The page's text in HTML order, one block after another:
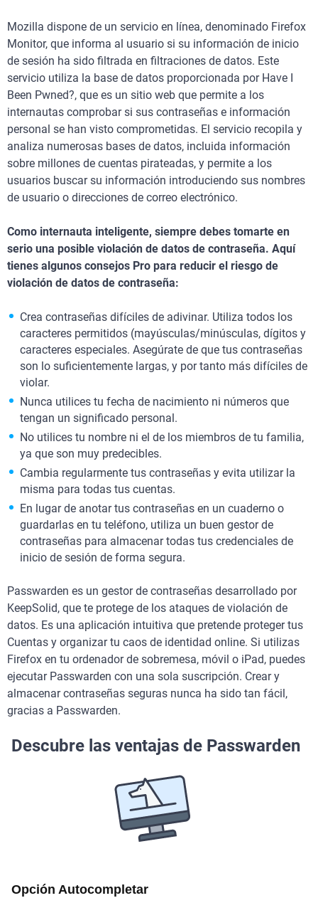
Mozilla dispone de un servicio en línea, denominado Firefox
Monitor, que informa al usuario si su información de inicio
de sesión ha sido filtrada en filtraciones de datos. Este
servicio utiliza la base de datos proporcionada por Have I
Been Pwned?, que es un sitio web que permite a los
internautas comprobar si sus contraseñas e información
personal se han visto comprometidas. El servicio recopila y
analiza numerosas bases de datos, incluida información
sobre millones de cuentas pirateadas, y permite a los
usuarios buscar su información introduciendo sus nombres
de usuario o direcciones de correo electrónico.
Como internauta inteligente, siempre debes tomarte en
serio una posible violación de datos de contraseña. Aquí
tienes algunos consejos Pro para reducir el riesgo de
violación de datos de contraseña:
Crea contraseñas difíciles de adivinar. Utiliza todos los
caracteres permitidos (mayúsculas/minúsculas, dígitos y
caracteres especiales. Asegúrate de que tus contraseñas
son lo suficientemente largas, y por tanto más difíciles de
violar.
Nunca utilices tu fecha de nacimiento ni números que
tengan un significado personal.
No utilices tu nombre ni el de los miembros de tu familia,
ya que son muy predecibles.
Cambia regularmente tus contraseñas y evita utilizar la
misma para todas tus cuentas.
En lugar de anotar tus contraseñas en un cuaderno o
guardarlas en tu teléfono, utiliza un buen gestor de
contraseñas para almacenar todas tus credenciales de
inicio de sesión de forma segura.
Passwarden es un gestor de contraseñas desarrollado por
KeepSolid, que te protege de los ataques de violación de
datos. Es una aplicación intuitiva que pretende proteger tus
Cuentas y organizar tu caos de identidad online. Si utilizas
Firefox en tu ordenador de sobremesa, móvil o iPad, puedes
ejecutar Passwarden con una sola suscripción. Crear y
almacenar contraseñas seguras nunca ha sido tan fácil,
gracias a Passwarden.
Descubre las ventajas de Passwarden
Opción Autocompletar